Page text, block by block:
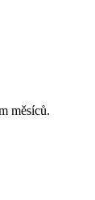
měsíců.